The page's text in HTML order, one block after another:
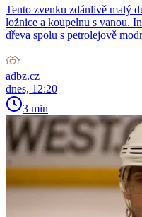
Tento zvenku zdánlivě malý
ložnice a koupelnu s vanou.
dřeva spolu s petrolejově
adbz.cz
dnes, 12:20
3 min